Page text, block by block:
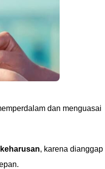
dan menguasai
keharusan, karena dianggap